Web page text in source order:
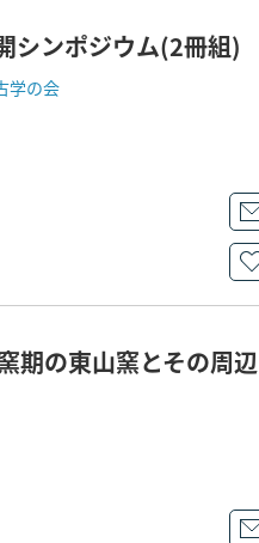
ンポジウム(2冊組)
学の会
の東山窯とその周辺